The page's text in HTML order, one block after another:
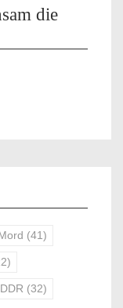
die
(41)
DDR (32)